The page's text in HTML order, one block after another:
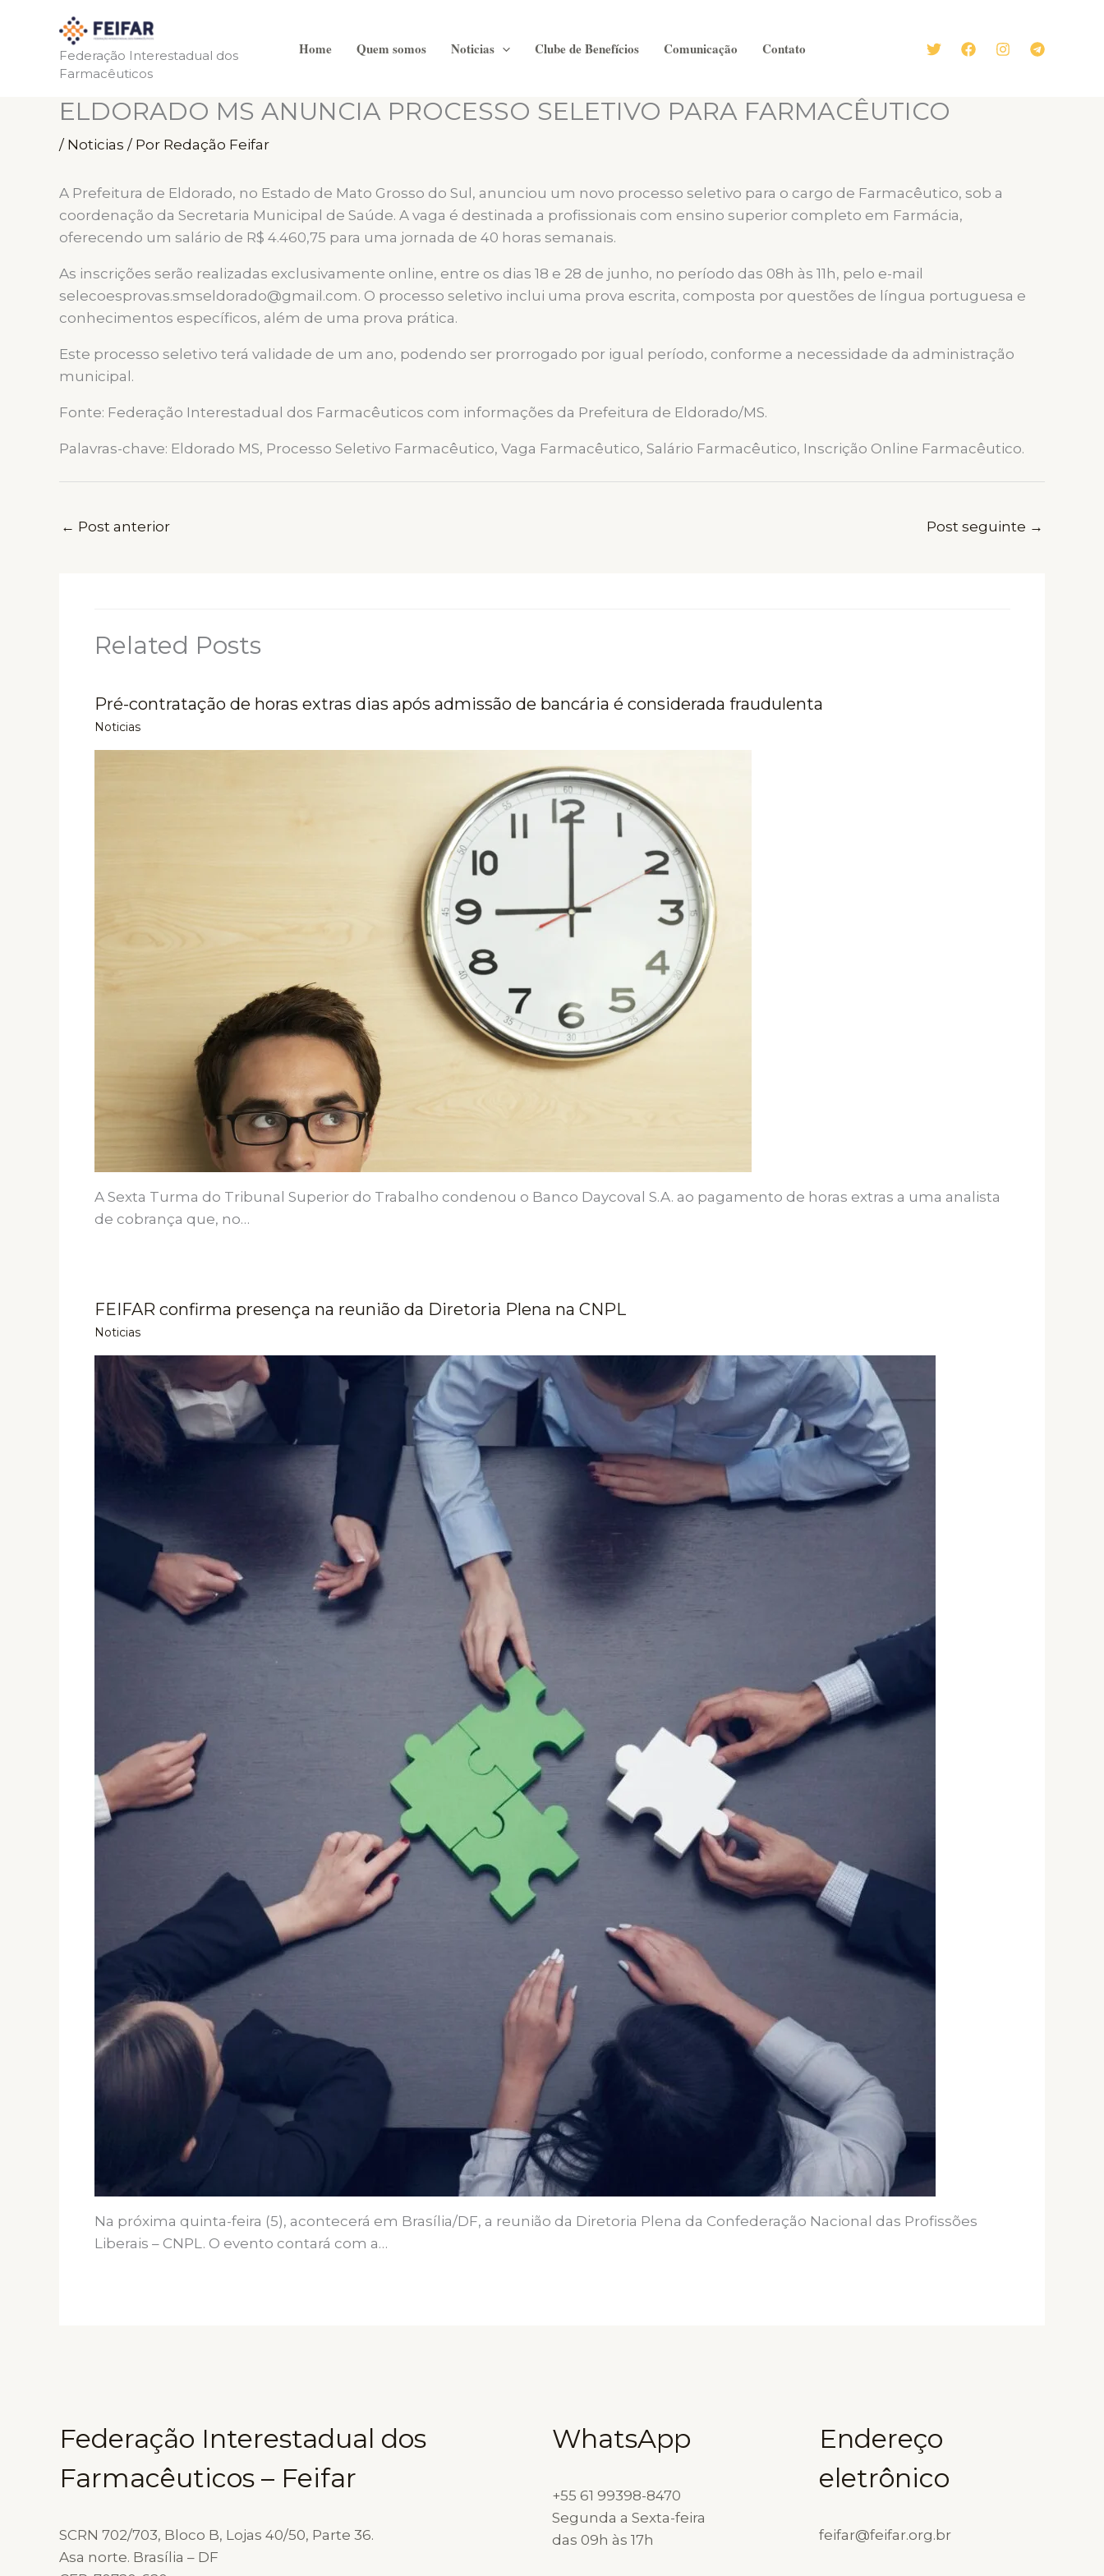
conteúdo
Federação Interestadual dos
Farmacêuticos
Home Quem somos Noticias Clube de Benefícios Comunicação Contato
ELDORADO MS ANUNCIA PROCESSO SELETIVO PARA FARMACÊUTICO
/ Noticias / Por Redação Feifar
A Prefeitura de Eldorado, no Estado de Mato Grosso do Sul, anunciou um novo processo seletivo para o cargo de Farmacêutico, sob a
coordenação da Secretaria Municipal de Saúde. A vaga é destinada a profissionais com ensino superior completo em Farmácia,
oferecendo um salário de R$ 4.460,75 para uma jornada de 40 horas semanais.
As inscrições serão realizadas exclusivamente online, entre os dias 18 e 28 de junho, no período das 08h às 11h, pelo e-mail
selecoesprovas.smseldorado@gmail.com. O processo seletivo inclui uma prova escrita, composta por questões de língua portuguesa e
conhecimentos específicos, além de uma prova prática.
Este processo seletivo terá validade de um ano, podendo ser prorrogado por igual período, conforme a necessidade da administração
municipal.
Fonte: Federação Interestadual dos Farmacêuticos com informações da Prefeitura de Eldorado/MS.
Palavras-chave: Eldorado MS, Processo Seletivo Farmacêutico, Vaga Farmacêutico, Salário Farmacêutico, Inscrição Online Farmacêutico.
← Post anterior Post seguinte →
Related Posts
Pré-contratação de horas extras dias após admissão de bancária é considerada fraudulenta
Noticias
A Sexta Turma do Tribunal Superior do Trabalho condenou o Banco Daycoval S.A. ao pagamento de horas extras a uma analista
de cobrança que, no…
FEIFAR confirma presença na reunião da Diretoria Plena na CNPL
Noticias
Na próxima quinta-feira (5), acontecerá em Brasília/DF, a reunião da Diretoria Plena da Confederação Nacional das Profissões
Liberais – CNPL. O evento contará com a…
Federação Interestadual dos
Farmacêuticos – Feifar
SCRN 702/703, Bloco B, Lojas 40/50, Parte 36.
Asa norte. Brasília – DF
WhatsApp
+55 61 99398-8470
Segunda a Sexta-feira
das 09h às 17h
Endereço
eletrônico
feifar@feifar.org.br